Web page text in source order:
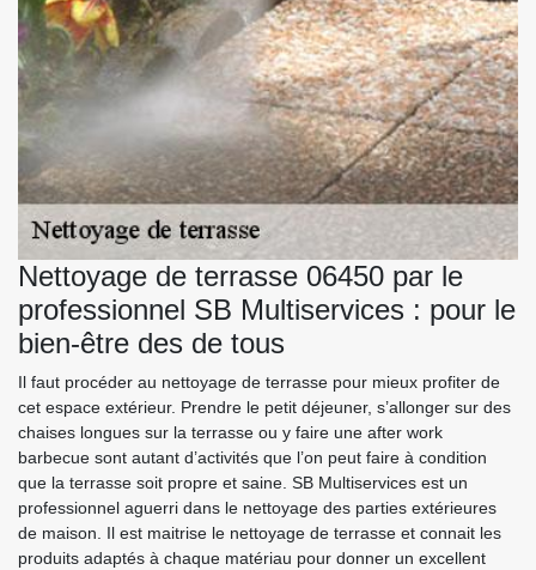
Nettoyage de terrasse 06450 par le
professionnel SB Multiservices : pour le
bien-être des de tous
Il faut procéder au nettoyage de terrasse pour mieux profiter de
cet espace extérieur. Prendre le petit déjeuner, s’allonger sur des
chaises longues sur la terrasse ou y faire une after work
barbecue sont autant d’activités que l’on peut faire à condition
que la terrasse soit propre et saine. SB Multiservices est un
professionnel aguerri dans le nettoyage des parties extérieures
de maison. Il est maitrise le nettoyage de terrasse et connait les
produits adaptés à chaque matériau pour donner un excellent